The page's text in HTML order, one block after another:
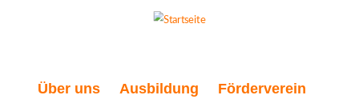
Über uns Ausbildung
Förderverein